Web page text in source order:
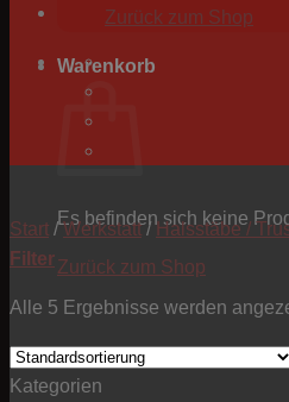
Zurück zum Shop
Warenkorb
Es befinden sich keine
Zurück zum Shop
Start / Werkstatt / Halsstäbe /
Filter
Alle 5 Ergebnisse werden
Kategorien